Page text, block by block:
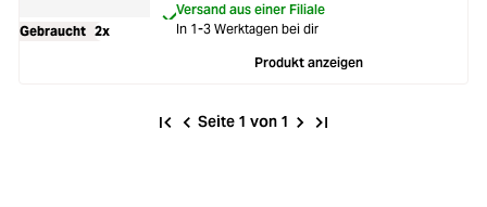
Gebraucht 2x
Versand aus einer Filiale
In 1-3 Werktagen bei dir
Produkt anzeigen
Seite 1 von 1